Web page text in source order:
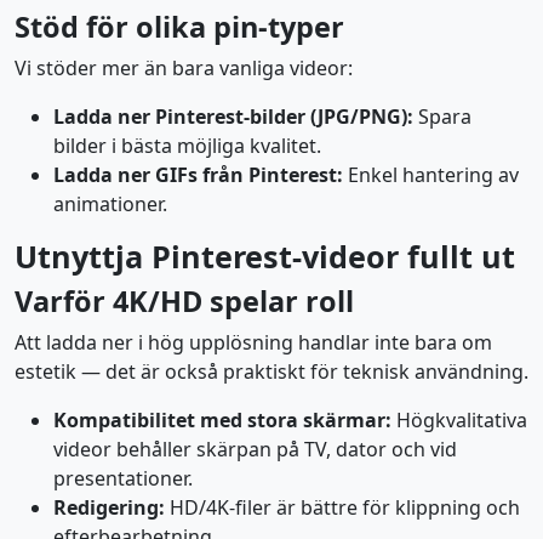
Stöd för olika pin-typer
Vi stöder mer än bara vanliga videor:
Ladda ner Pinterest-bilder (JPG/PNG): Spara
bilder i bästa möjliga kvalitet.
Ladda ner GIFs från Pinterest: Enkel hantering av
animationer.
Utnyttja Pinterest-videor fullt ut
Varför 4K/HD spelar roll
Att ladda ner i hög upplösning handlar inte bara om
estetik — det är också praktiskt för teknisk användning.
Kompatibilitet med stora skärmar: Högkvalitativa
videor behåller skärpan på TV, dator och vid
presentationer.
Redigering: HD/4K-filer är bättre för klippning och